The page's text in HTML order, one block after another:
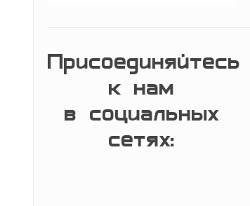
Присоединяйтесь
к нам
в социальных
сетях: